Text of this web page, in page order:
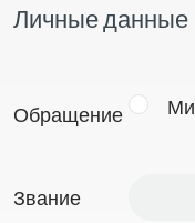
Личные данные
Обращение
Звание